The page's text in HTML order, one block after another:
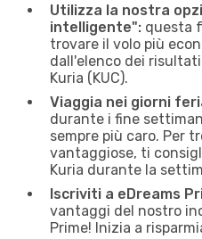
Utilizza la nostra
intelligente": questa
trovare il volo più
dall'elenco dei
Kuria (KUC).
Viaggia nei giorni
durante i fine
sempre più caro. Per
vantaggiose, ti
Kuria durante la
Iscriviti a eDreams
vantaggi del nostro
Prime! Inizia a